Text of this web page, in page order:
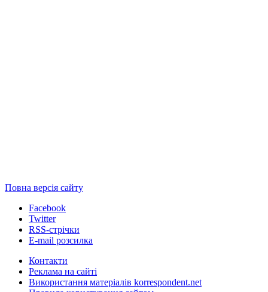
Повна версія сайту
Facebook
Twitter
RSS-стрічки
E-mail розсилка
Контакти
Реклама на сайті
Використання матеріалів korrespondent.net